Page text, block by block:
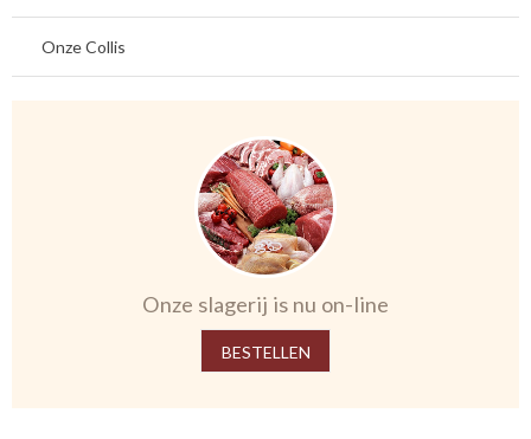
Onze Collis
Onze slagerij is nu on-line
BESTELLEN